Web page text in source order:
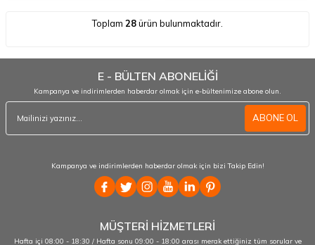
Toplam 28ürün bulunmaktadır.
E - BÜLTEN ABONELİĞİ
Kampanya ve indirimlerden haberdar olmak için e-bültenimize abone olun.
ABONE OL
Kampanya ve indirimlerden haberdar olmak için bizi Takip Edin!
MÜŞTERİ HİZMETLERİ
Hafta içi 08:00 - 18:30 / Hafta sonu 09:00 - 18:00 arası merak ettiğiniz tüm sorular ve